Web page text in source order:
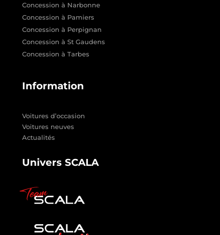
Concession à Narbonne
Concession à Pamiers
Concession à Perpignan
Concession à St Gaudens
Concession à Tarbes
Information
Voitures d’occasion
Voitures neuves
Actualités
Univers SCALA